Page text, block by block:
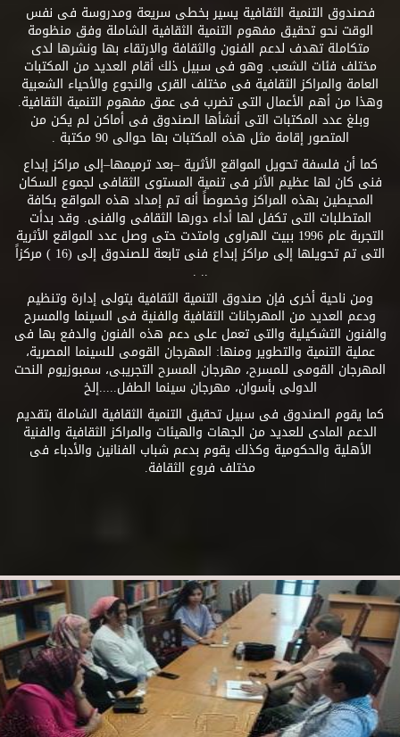
فصندوق التنمية الثقافية يسير بخطى سريعة ومدروسة فى نفس
الوقت نحو تحقيق مفهوم التنمية الثقافية الشاملة وفق منظومة
متكاملة تهدف لدعم الفنون والثقافة والارتقاء بها ونشرها لدى
مختلف فئات الشعب. وهو فى سبيل ذلك أقام العديد من المكتبات
العامة والمراكز الثقافية فى مختلف القرى والنجوع والأحياء الشعبية
وهذا من أهم الأعمال التى تضرب فى عمق مفهوم التنمية الثقافية.
وبلغ عدد المكتبات التى أنشأها الصندوق فى أماكن لم يكن من
المتصور إقامة مثل هذه المكتبات بها حوالى 90 مكتبة .
كما أن فلسفة تحويل المواقع الأثرية –بعد ترميمها–إلى مراكز إبداع
فنى كان لها عظيم الأثر فى تنمية المستوى الثقافى لجموع السكان
المحيطين بهذه المراكز وخصوصاً أنه تم إمداد هذه المواقع بكافة
المتطلبات التى تكفل لها أداء دورها الثقافى والفنى. وقد بدأت
التجربة عام 1996 ببيت الهراوى وامتدت حتى وصل عدد المواقع الأثرية
التى تم تحويلها إلى مراكز إبداع فنى تابعة للصندوق إلى (16 ) مركزاً
.. .
ومن ناحية أخرى فإن صندوق التنمية الثقافية يتولى إدارة وتنظيم
ودعم العديد من المهرجانات الثقافية والفنية فى السينما والمسرح
والفنون التشكيلية والتى تعمل على دعم هذه الفنون والدفع بها فى
عملية التنمية والتطوير ومنها: المهرجان القومى للسينما المصرية،
المهرجان القومى للمسرح، مهرجان المسرح التجريبى، سمبوزيوم النحت
الدولى بأسوان، مهرجان سينما الطفل.....إلخ
كما يقوم الصندوق فى سبيل تحقيق التنمية الثقافية الشاملة بتقديم
الدعم المادى للعديد من الجهات والهيئات والمراكز الثقافية والفنية
الأهلية والحكومية وكذلك يقوم بدعم شباب الفنانين والأدباء فى
مختلف فروع الثقافة.